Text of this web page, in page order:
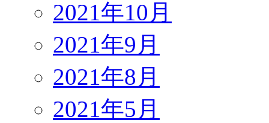
2021年10月
2021年9月
2021年8月
2021年5月